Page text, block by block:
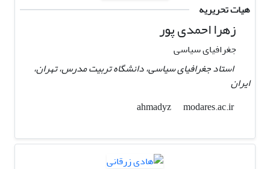
هیات تحریریه
زهرا احمدی پور
جغرافیای سیاسی
استاد جغرافیای سیاسی، دانشگاه تربیت مدرس، تهران،
ایران
ahmadyz
modares.ac.ir